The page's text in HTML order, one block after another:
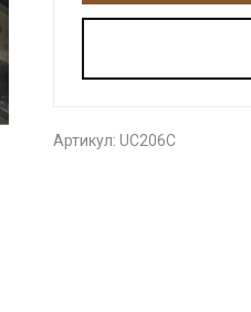
Артикул: UC206C